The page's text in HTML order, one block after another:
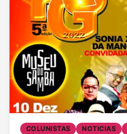
COLUNISTAS NOTICIAS